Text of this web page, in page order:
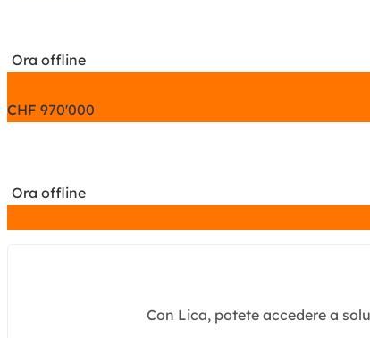
Ora offline
CHF 970'000
Ora offline
Con Lica, potete accedere a